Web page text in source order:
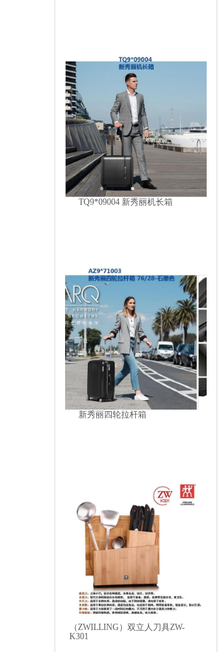
TQ9*09004 新秀丽机长箱
新秀丽四轮拉杆箱
（ZWILLING）双立人刀具ZW-
K301